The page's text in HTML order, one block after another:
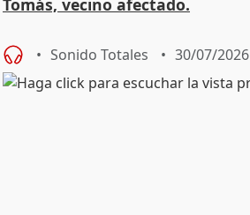
Tomás, vecino afectado.
Sonido Totales 30/07/2026